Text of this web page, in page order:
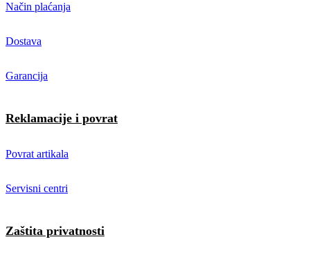
Način plaćanja
Dostava
Garancija
Reklamacije i povrat
Povrat artikala
Servisni centri
Zaštita privatnosti